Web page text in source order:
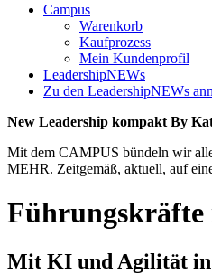
Campus
Warenkorb
Kaufprozess
Mein Kundenprofil
LeadershipNEWs
Zu den LeadershipNEWs
New Leadership kompakt By
Mit dem CAMPUS bündeln wir
MEHR. Zeitgemäß, aktuell, auf
Mit KI und Agilität